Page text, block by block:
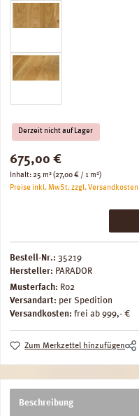
Derzeit nicht auf Lager
Regulärer Preis:
675,00 €
Inhalt:25 m²(27,00 € / 1 m²)
Preise inkl. MwSt. zzgl. Versandkosten
Bestell-Nr.: 35219
Hersteller: PARADOR
Musterfach: R02
Versandart: per Spedition
Versandkosten: frei ab 999,- €
Zum Merkzettel hinzufügen
Beschreibung